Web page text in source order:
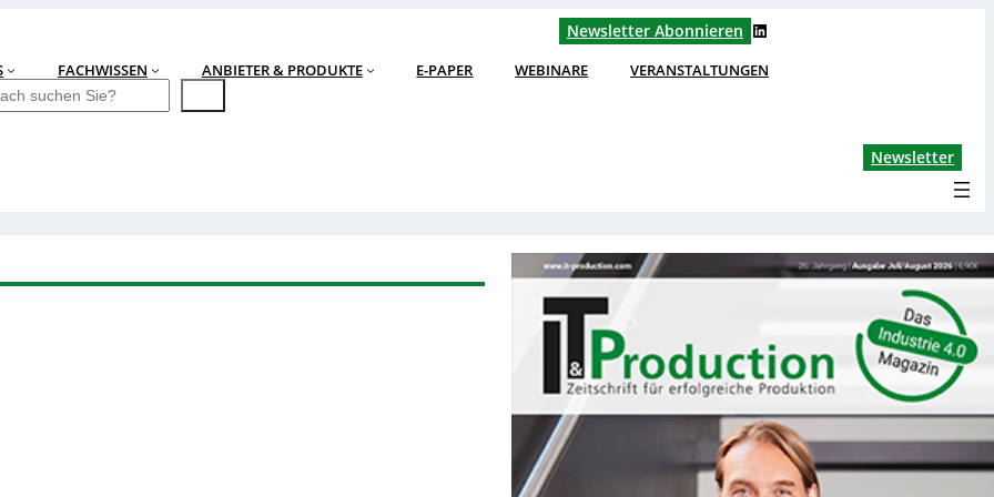
Newsletter Abonnieren LinkedIn
FACHWISSEN ANBIETER & PRODUKTE E-PAPER WEBINARE VERANSTALTUNGEN
Newsletter